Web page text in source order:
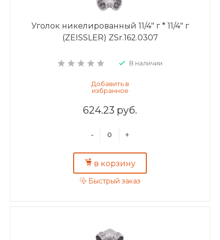
Уголок никелированный 11/4" г * 11/4" г
(ZEISSLER) ZSr.162.0307
В наличии
624.23 руб.
- +
в корзину
Быстрый заказ